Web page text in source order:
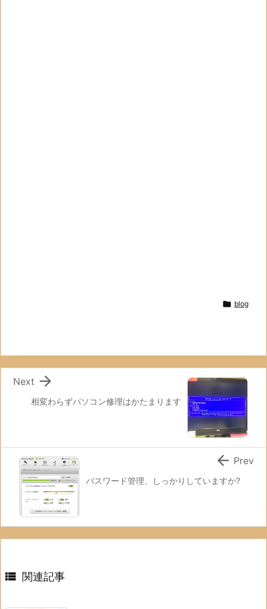
 blog
相変わらずパソコン修理はかたまります

Next
パスワード管理、しっかりしていますか?
 Prev
 関連記事